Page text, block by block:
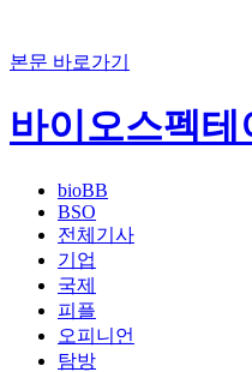
본문 바로가기
바이오스펙테
bioBB
BSO
전체기사
기업
국제
피플
오피니언
탐방